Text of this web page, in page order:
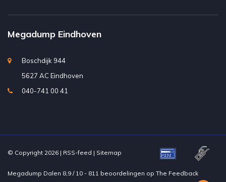
Megadump Eindhoven
Boschdijk 944
5627 AC Eindhoven
040-741 00 41
© Copyright 2026 | RSS-feed | Sitemap
Megadump Dalen 8,9 / 10 - 811 beoordelingen op The Feedback